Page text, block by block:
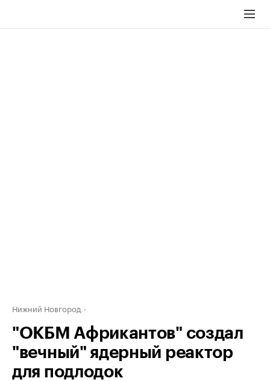
Нижний Новгород
"ОКБМ Африкантов" создал
"вечный" ядерный реактор
для подлодок